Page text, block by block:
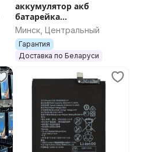
аккумулятор акб
батарейка
производитель DEJI
iphone Xiaomi Samsung
Минск, Центральный
Гарантия
Доставка по Беларуси